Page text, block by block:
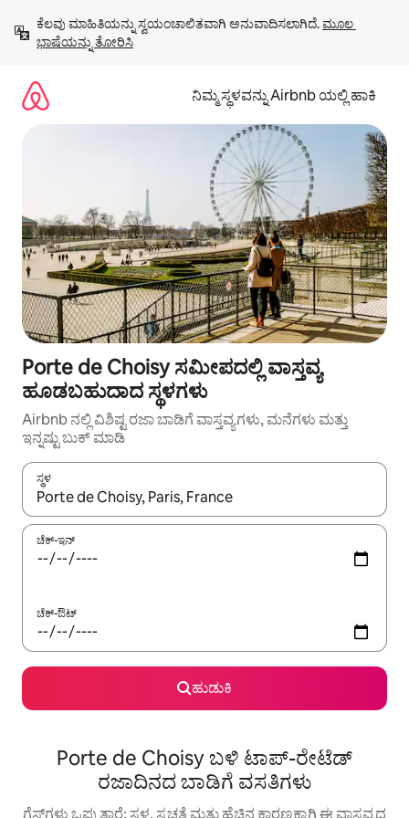
ಹೋಗಿ
ಕೆಲವು ಮಾಹಿತಿಯನ್ನು ಸ್ವಯಂಚಾಲಿತವಾಗಿ ಅನುವಾದಿಸಲಾಗಿದೆ. ಮೂಲ
ಭಾಷೆಯನ್ನು ತೋರಿಸಿ
ನಿಮ್ಮ ಸ್ಥಳವನ್ನು Airbnb ಯಲ್ಲಿ ಹಾಕಿ
Porte de Choisy ಸಮೀಪದಲ್ಲಿ ವಾಸ್ತವ್ಯ
ಹೂಡಬಹುದಾದ ಸ್ಥಳಗಳು
Airbnb ನಲ್ಲಿ ವಿಶಿಷ್ಟ ರಜಾ ಬಾಡಿಗೆ ವಾಸ್ತವ್ಯಗಳು, ಮನೆಗಳು ಮತ್ತು
ಇನ್ನಷ್ಟು ಬುಕ್ ಮಾಡಿ
ಸ್ಥಳ
ಫಲಿತಾಂಶಗಳು ಲಭ್ಯವಿರುವಾಗ, ಅಪ್ ಮತ್ತು ಡೌನ್ ಬಾಣದ ಕೀಲಿಗಳೊಂದಿಗೆ
ಚೆಕ್-ಇನ್
ಚೆಕ್-ಔಟ್
ಹುಡುಕಿ
Porte de Choisy ಬಳಿ ಟಾಪ್-ರೇಟೆಡ್
ರಜಾದಿನದ ಬಾಡಿಗೆ ವಸತಿಗಳು
ಗೆಸ್ಟ್‌ಗಳು ಒಪ್ಪುತ್ತಾರೆ: ಸ್ಥಳ, ಸ್ವಚ್ಛತೆ ಮತ್ತು ಹೆಚ್ಚಿನ ಕಾರಣಕ್ಕಾಗಿ ಈ ವಾಸ್ತವ್ಯದ